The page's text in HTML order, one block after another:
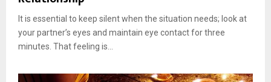
It is essential to keep silent when the situation needs; look at
your partner’s eyes and maintain eye contact for three
minutes. That feeling is...